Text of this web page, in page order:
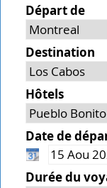
Départ de
Destination
Hôtels
Date de
Durée du